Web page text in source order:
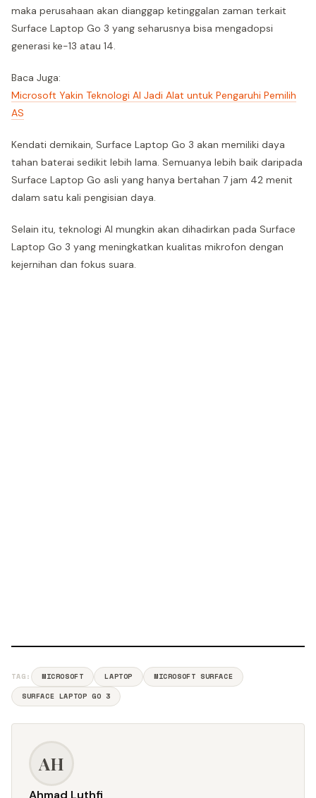
maka perusahaan akan dianggap ketinggalan zaman terkait
Surface Laptop Go 3 yang seharusnya bisa mengadopsi
generasi ke-13 atau 14.
Baca Juga:
Microsoft Yakin Teknologi AI Jadi Alat untuk Pengaruhi Pemilih
AS
Kendati demikain, Surface Laptop Go 3 akan memiliki daya
tahan baterai sedikit lebih lama. Semuanya lebih baik daripada
Surface Laptop Go asli yang hanya bertahan 7 jam 42 menit
dalam satu kali pengisian daya.
Selain itu, teknologi AI mungkin akan dihadirkan pada Surface
Laptop Go 3 yang meningkatkan kualitas mikrofon dengan
kejernihan dan fokus suara.
TAG: MICROSOFT LAPTOP
MICROSOFT SURFACE
SURFACE LAPTOP GO 3
AH
Ahmad Luthfi